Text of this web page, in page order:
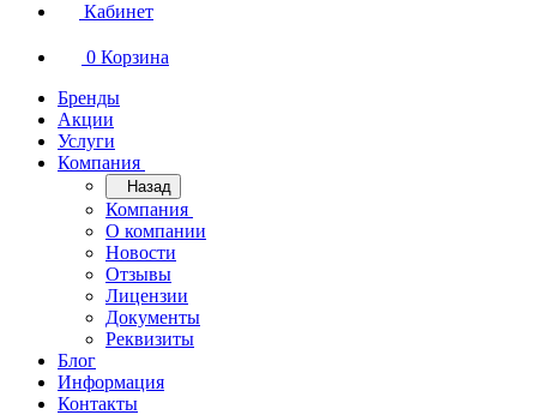
Кабинет
0 Корзина
Бренды
Акции
Услуги
Компания
Назад
Компания
О компании
Новости
Отзывы
Лицензии
Документы
Реквизиты
Блог
Информация
Контакты